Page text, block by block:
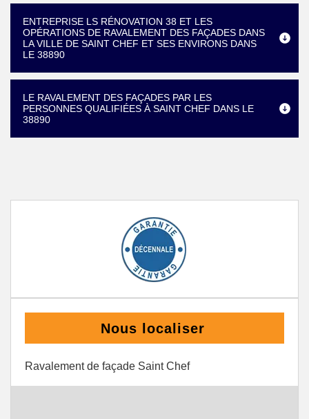
ENTREPRISE LS RÉNOVATION 38 ET LES
OPÉRATIONS DE RAVALEMENT DES FAÇADES DANS
LA VILLE DE SAINT CHEF ET SES ENVIRONS DANS
LE 38890
LE RAVALEMENT DES FAÇADES PAR LES
PERSONNES QUALIFIÉES À SAINT CHEF DANS LE
38890
Nous localiser
Ravalement de façade Saint Chef